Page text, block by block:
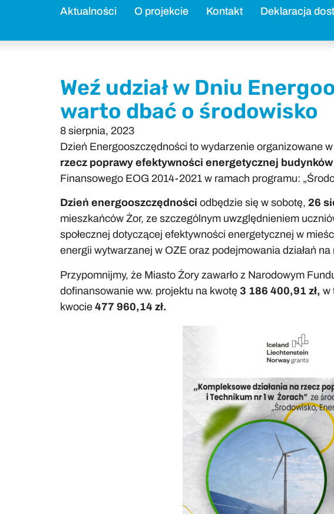
Aktualności O projekcie Kontakt Deklaracja
Weź udział w Dniu
warto dbać o środowisko
8 sierpnia, 2023
Dzień Energooszczędności to wydarzenie organizowane
rzecz poprawy efektywności energetycznej
Finansowego EOG 2014-2021 w ramach programu:
Dzień energooszczędności odbędzie się w sobotę, 26
mieszkańców Żor, ze szczególnym uwzględnieniem
społecznej dotyczącej efektywności energetycznej w
energii wytwarzanej w OZE oraz podejmowania działań
Przypomnijmy, że Miasto Żory zawarło z Narodowym
dofinansowanie ww. projektu na kwotę 3 186 400,91 zł, w
kwocie 477 960,14 zł.